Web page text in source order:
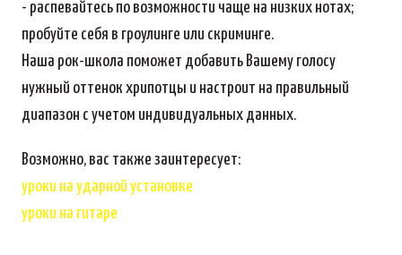
- распевайтесь по возможности чаще на низких нотах;
пробуйте себя в гроулинге или скриминге.
Наша рок-школа поможет добавить Вашему голосу
нужный оттенок хрипотцы и настроит на правильный
диапазон с учетом индивидуальных данных.
Возможно, вас также заинтересует:
уроки на ударной установке
уроки на гитаре